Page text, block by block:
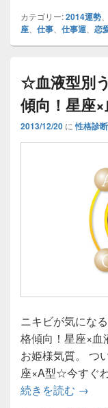
カテゴリー:2014運勢
座
仕事 仕事運 恋
☆血液型別
傾向！星座
2013/12/20 に 性格診
ニキビが気にな
格傾向！星座×血
お姫様気質。
座×A型☆今すぐ
続きを読む ☆血
→